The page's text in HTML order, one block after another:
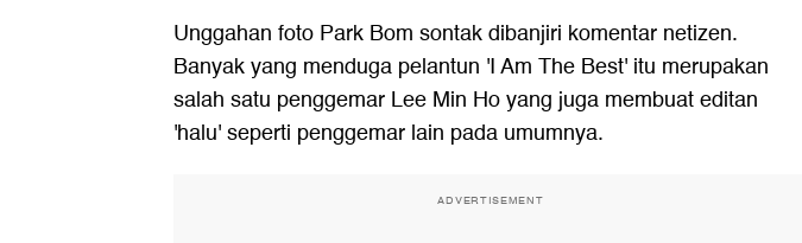
Unggahan foto Park Bom sontak dibanjiri komentar netizen.
Banyak yang menduga pelantun 'I Am The Best' itu merupakan
salah satu penggemar Lee Min Ho yang juga membuat editan
'halu' seperti penggemar lain pada umumnya.
ADVERTISEMENT